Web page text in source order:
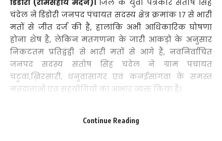
डिंडौरी (रामसहाय मर्दन)।जिले के युवा पत्रकार संतोष सिंह
चंदेल ने डिंडोरी जनपद पंचायत सदस्य क्षेत्र क्रमांक 17 से भारी
मतों से जीत दर्ज की हैं, हालांकि अभी आधिकारिक घोषणा
होना शेष है, लेकिन मतगणना के जारी आकड़ो के अनुसार
निकटतम प्रतिद्वंद्वी से भारी मतों से आगे हैं, नवनिर्वाचित
जनपद सदस्य संतोष सिंह चंदेल ने ग्राम पंचायत
चटुवा,ख़िरसारी, धनुवासागर एवं कनईसांगवा के समस्त
मतदाताओं एवं सहयोगियों का आभार व्यक्त किया है।
Continue Reading